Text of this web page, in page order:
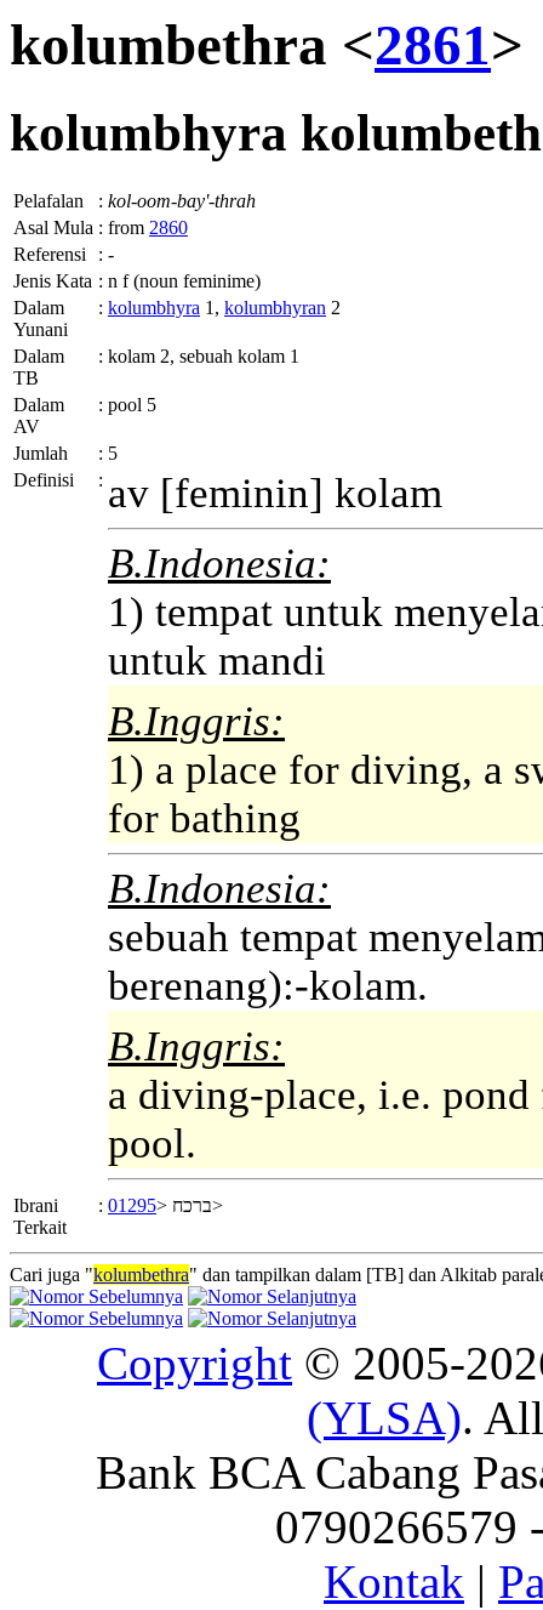
kolumbethra <2861>
kolumbhyra
Pelafalan : kol-oom-bay'-thrah
Asal Mula : from 2860
Referensi
: -
Jenis Kata : n f (noun feminime)
Dalam
Yunani
: kolumbhyra 1, kolumbhyran 2
Dalam
TB
: kolam 2, sebuah kolam 1
Dalam
AV
: pool 5
Jumlah : 5
Definisi
: av [feminin] kolam
B.Indonesia:
1) tempat untuk
untuk mandi
B.Inggris:
1) a place for diving, a
for bathing
B.Indonesia:
sebuah tempat
berenang):-kolam.
B.Inggris:
a diving-place, i.e.
pool.
Ibrani
Terkait
: ברכח <01295 >
Cari juga "kolumbethra" dan tampilkan dalam [TB] dan Alkitab
Copyright © 2005-
(YLSA).
Bank BCA Cabang
0790266579
Kontak |